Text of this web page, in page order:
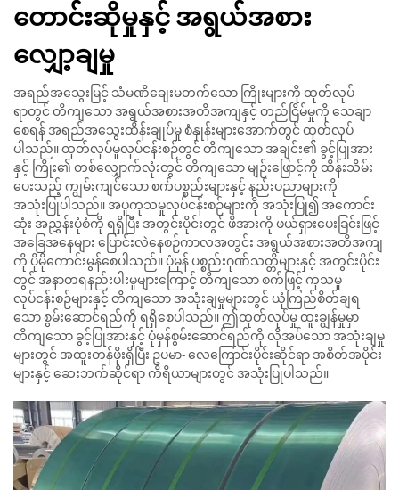
တောင်းဆိုမှုနှင့် အရွယ်အစား
လျှော့ချမှု
အရည်အသွေးမြင့် သံမဏိချေးမတက်သော ကြိုးများကို ထုတ်လုပ်
ရာတွင် တိကျသော အရွယ်အစားအတိအကျနှင့် တည်ငြိမ်မှုကို သေချာ
စေရန် အရည်အသွေးထိန်းချုပ်မှု စံနှုန်းများအောက်တွင် ထုတ်လုပ်
ပါသည်။ ထုတ်လုပ်မှုလုပ်ငန်းစဉ်တွင် တိကျသော အချင်း၏ ခွင့်ပြုအား
နှင့် ကြိုး၏ တစ်လျှောက်လုံးတွင် တိကျသော မျဉ်းဖြောင့်ကို ထိန်းသိမ်း
ပေးသည့် ကျွမ်းကျင်သော စက်ပစ္စည်းများနှင့် နည်းပညာများကို
အသုံးပြုပါသည်။ အပူကုသမှုလုပ်ငန်းစဉ်များကို အသုံးပြု၍ အကောင်း
ဆုံး အညွှန်းပုံစံကို ရရှိပြီး အတွင်းပိုင်းတွင် ဖိအားကို ဖယ်ရှားပေးခြင်းဖြင့်
အခြေအနေများ ပြောင်းလဲနေစဉ်ကာလအတွင်း အရွယ်အစားအတိအကျ
ကို ပိုမိုကောင်းမွန်စေပါသည်။ ပုံမှန် ပစ္စည်းဂုဏ်သတ္တိများနှင့် အတွင်းပိုင်း
တွင် အနာတရနည်းပါးမှုများကြောင့် တိကျသော စက်ဖြင့် ကုသမှု
လုပ်ငန်းစဉ်များနှင့် တိကျသော အသုံးချမှုများတွင် ယုံကြည်စိတ်ချရ
သော စွမ်းဆောင်ရည်ကို ရရှိစေပါသည်။ ဤထုတ်လုပ်မှု ထူးချွန်မှုမှာ
တိကျသော ခွင့်ပြုအားနှင့် ပုံမှန်စွမ်းဆောင်ရည်ကို လိုအပ်သော အသုံးချမှု
များတွင် အထူးတန်ဖိုးရှိပြီး ဥပမာ- လေကြောင်းပိုင်းဆိုင်ရာ အစိတ်အပိုင်း
များနှင့် ဆေးဘက်ဆိုင်ရာ ကိရိယာများတွင် အသုံးပြုပါသည်။